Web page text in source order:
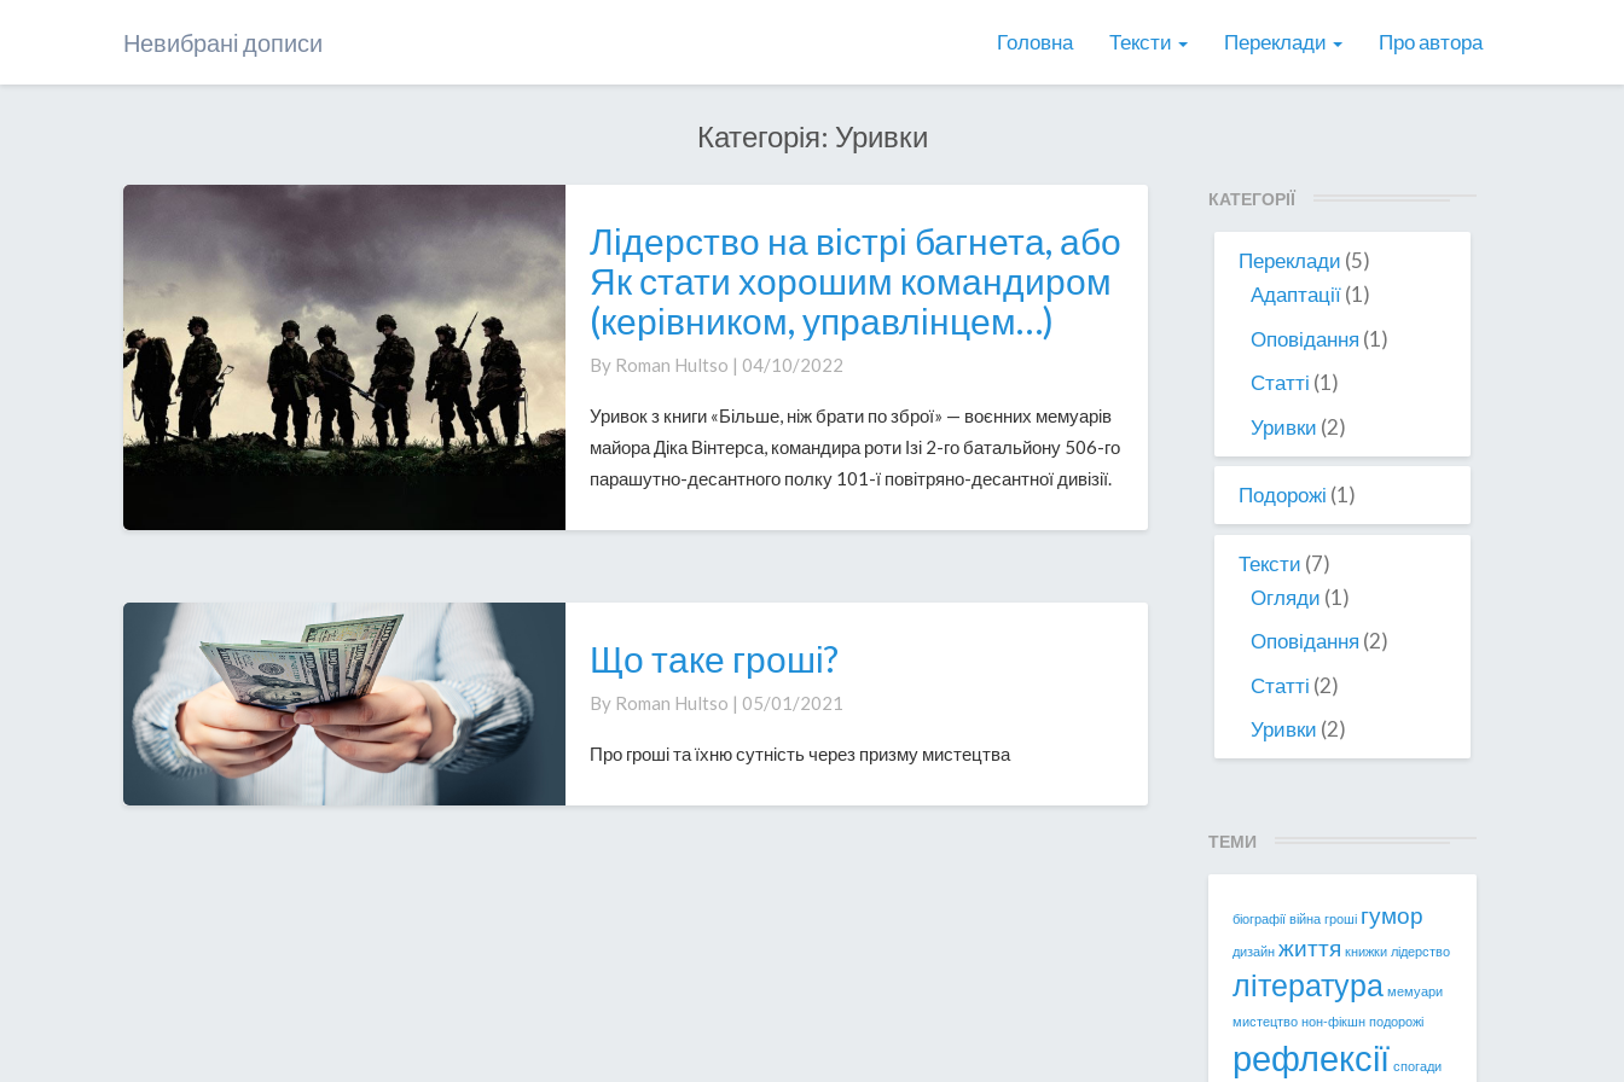
Невибрані дописи Головна Тексти Переклади Про автора
Категорія: Уривки
Лідерство
на
вістрі
багнета,
або
стати
хорошим
командиром
управлінцем…)
Лідерство на вістрі багнета, або
Як стати хорошим командиром
(керівником, управлінцем…)
By Roman Hultso | 04/10/2022
Уривок з книги «Більше, ніж брати по зброї» — воєнних мемуарів
майора Діка Вінтерса, командира роти Ізі 2-го батальйону 506-го
парашутно-десантного полку 101-ї повітряно-десантної дивізії.
Що
таке
гроші?
Що таке гроші?
By Roman Hultso | 05/01/2021
Про гроші та їхню сутність через призму мистецтва
КАТЕГОРІЇ
Переклади (5)
Адаптації(1)
Оповідання (1)
Статті (1)
Уривки (2)
Подорожі (1)
Тексти (7)
Огляди (1)
Оповідання (2)
Статті (2)
Уривки (2)
ТЕМИ
біографії війна гроші гумор
дизайн життя книжки лідерство
література мемуари
мистецтво нон-фікшн подорожі
рефлексії спогади